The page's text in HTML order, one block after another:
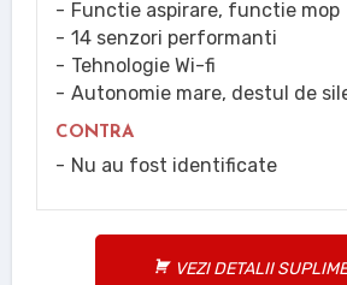
Functie aspirare, functie mop
14 senzori performanti
Tehnologie Wi-fi
Autonomie mare, destul de
CONTRA
Nu au fost identificate
VEZI DETALII